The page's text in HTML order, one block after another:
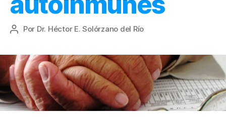
Autor
entrada
Por Dr. Héctor E. Solórzano del Río